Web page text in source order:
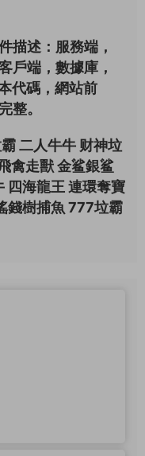
描述：服務端，
戶端，數據庫，
代碼，網站前
整。
二人牛牛 财神垃
禽走獸 金鲨銀鲨
四海龍王 連環奪寶
錢樹捕魚 777垃霸